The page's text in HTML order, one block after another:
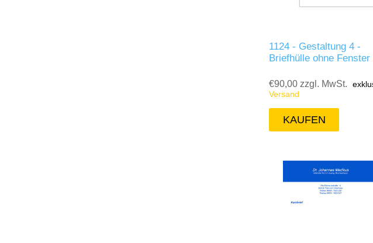
1124 - Gestaltung 4 -
Briefhülle ohne Fenster
€90,00 zzgl. MwSt.
Versand